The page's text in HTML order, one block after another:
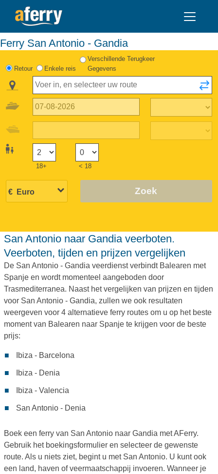
Ferry San Antonio - Gandia
Retour Enkele reis
Verschillende Terugkeer
Gegevens
18+ < 18
Zoek
San Antonio naar Gandia veerboten.
Veerboten, tijden en prijzen vergelijken
De San Antonio - Gandia veerdienst verbindt Balearen met
Spanje en wordt momenteel aangeboden door
Trasmediterranea. Naast het vergelijken van prijzen en tijden
voor San Antonio - Gandia, zullen we ook resultaten
weergeven voor 4 alternatieve ferry routes om u op het beste
moment van Balearen naar Spanje te krijgen voor de beste
prijs:
Ibiza - Barcelona
Ibiza - Denia
Ibiza - Valencia
San Antonio - Denia
Boek een ferry van San Antonio naar Gandia met AFerry.
Gebruik het boekingsformulier en selecteer de gewenste
route. Als u niets ziet, begint u met San Antonio. U kunt ook
een land, haven of veermaatschappij invoeren. Wanneer je